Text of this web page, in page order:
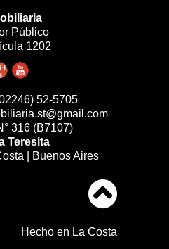
Público
1202
52-5705
316 (B7107)
Teresita
| Buenos Aires
Hecho en La Costa